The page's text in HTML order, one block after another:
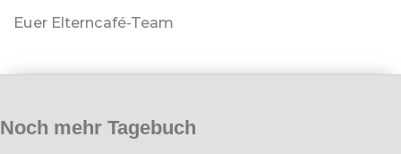
Euer Elterncafé-Team
Noch mehr Tagebuch